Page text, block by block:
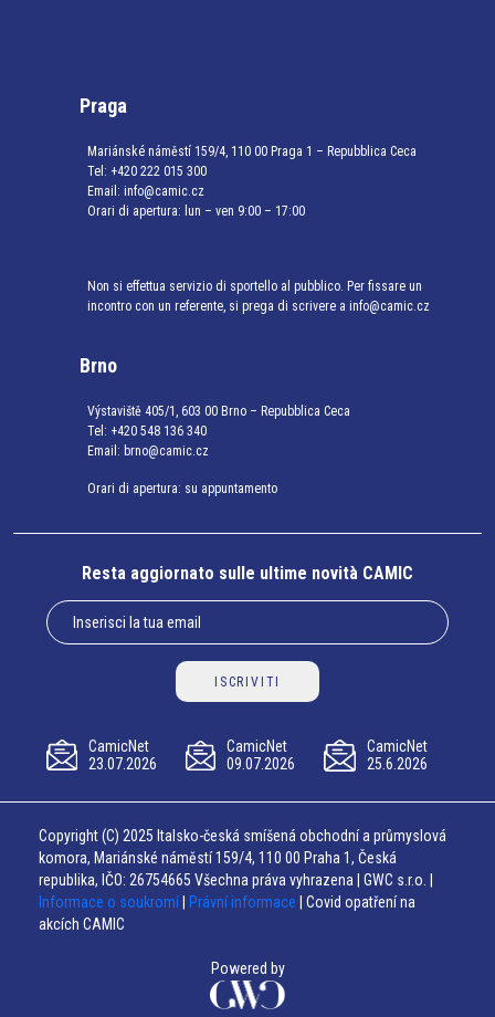
Praga
Mariánské náměstí 159/4, 110 00 Praga 1 – Repubblica Ceca
Tel: +420 222 015 300
Email: info@camic.cz
Orari di apertura: lun – ven 9:00 – 17:00
Non si effettua servizio di sportello al pubblico. Per fissare un
incontro con un referente, si prega di scrivere a info@camic.cz
Brno
Výstaviště 405/1, 603 00 Brno – Repubblica Ceca
Tel: +420 548 136 340
Email: brno@camic.cz
Orari di apertura: su appuntamento
Resta aggiornato sulle ultime novità CAMIC
ISCRIVITI
CamicNet
23.07.2026
CamicNet
09.07.2026
CamicNet
25.6.2026
Copyright (C) 2025 Italsko-česká smíšená obchodní a průmyslová
komora, Mariánské náměstí 159/4, 110 00 Praha 1, Česká
republika, IČO: 26754665 Všechna práva vyhrazena | GWC s.r.o. |
Informace o soukromí
Právní informace | Covid opatření na
akcích CAMIC
Powered by